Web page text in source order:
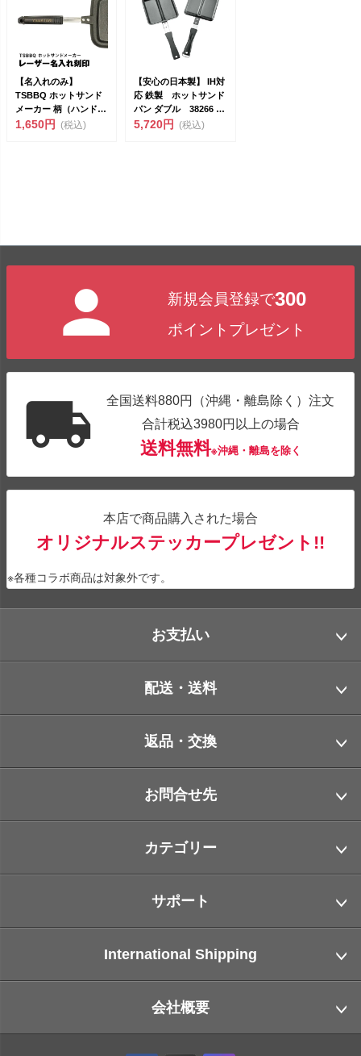
【名入れのみ】
TSBBQ ホットサンド
メーカー 柄（ハンド
ル）名入れ<br&g...
1,650円 (税込)
【安心の日本製】 IH対
応 鉄製 ホットサンド
パン ダブル 38266 ガ
ス、IH1...
5,720円 (税込)
新規会員登録で300
ポイントプレゼント
全国送料880円（沖縄・離島除く）注文
合計税込3980円以上の場合
送料無料※沖縄・離島を除く
本店で商品購入された場合
オリジナルステッカープレゼント!!
※各種コラボ商品は対象外です。
お支払い
配送・送料
返品・交換
お問合せ先
カテゴリー
サポート
International Shipping
会社概要